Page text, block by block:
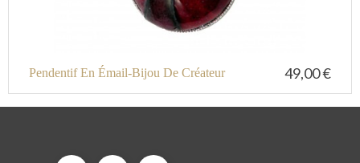
Pendentif En Émail-Bijou De Créateur 49,00 €